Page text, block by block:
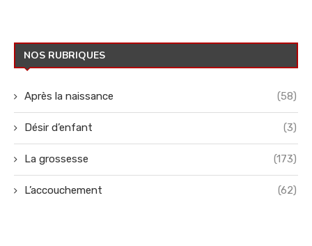
NOS RUBRIQUES
Après la naissance (58)
Désir d’enfant (3)
La grossesse (173)
L’accouchement (62)